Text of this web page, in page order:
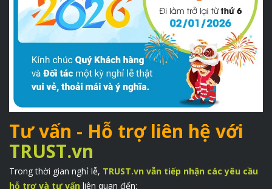
Tư vấn - Hỗ trợ liên hệ với
TRUST.vn
Trong thời gian nghỉ lễ, TRUST.vn vẫn tiếp nhận các yêu cầu
hỗ trợ và tư vấn liên quan đến: